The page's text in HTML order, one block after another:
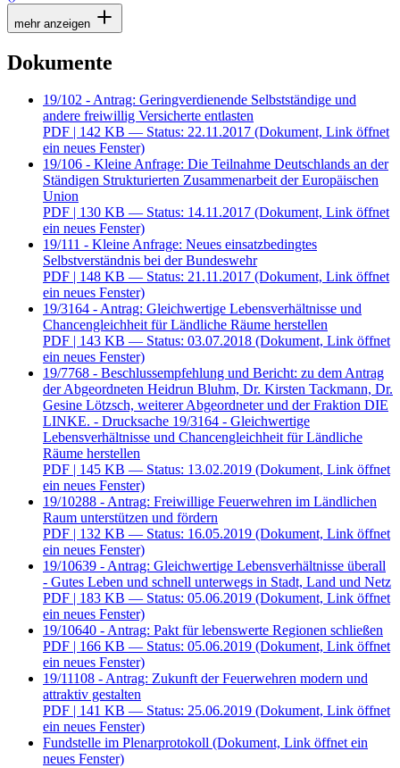
mehr anzeigen
Dokumente
19/102 - Antrag: Geringverdienende Selbstständige und
andere freiwillig Versicherte entlasten
PDF | 142 KB — Status: 22.11.2017 (Dokument, Link öffnet
ein neues Fenster)
19/106 - Kleine Anfrage: Die Teilnahme Deutschlands an der
Ständigen Strukturierten Zusammenarbeit der Europäischen
Union
PDF | 130 KB — Status: 14.11.2017 (Dokument, Link öffnet
ein neues Fenster)
19/111 - Kleine Anfrage: Neues einsatzbedingtes
Selbstverständnis bei der Bundeswehr
PDF | 148 KB — Status: 21.11.2017 (Dokument, Link öffnet
ein neues Fenster)
19/3164 - Antrag: Gleichwertige Lebensverhältnisse und
Chancengleichheit für Ländliche Räume herstellen
PDF | 143 KB — Status: 03.07.2018 (Dokument, Link öffnet
ein neues Fenster)
19/7768 - Beschlussempfehlung und Bericht: zu dem Antrag
der Abgeordneten Heidrun Bluhm, Dr. Kirsten Tackmann, Dr.
Gesine Lötzsch, weiterer Abgeordneter und der Fraktion DIE
LINKE. - Drucksache 19/3164 - Gleichwertige
Lebensverhältnisse und Chancengleichheit für Ländliche
Räume herstellen
PDF | 145 KB — Status: 13.02.2019 (Dokument, Link öffnet
ein neues Fenster)
19/10288 - Antrag: Freiwillige Feuerwehren im Ländlichen
Raum unterstützen und fördern
PDF | 132 KB — Status: 16.05.2019 (Dokument, Link öffnet
ein neues Fenster)
19/10639 - Antrag: Gleichwertige Lebensverhältnisse überall
- Gutes Leben und schnell unterwegs in Stadt, Land und Netz
PDF | 183 KB — Status: 05.06.2019 (Dokument, Link öffnet
ein neues Fenster)
19/10640 - Antrag: Pakt für lebenswerte Regionen schließen
PDF | 166 KB — Status: 05.06.2019 (Dokument, Link öffnet
ein neues Fenster)
19/11108 - Antrag: Zukunft der Feuerwehren modern und
attraktiv gestalten
PDF | 141 KB — Status: 25.06.2019 (Dokument, Link öffnet
ein neues Fenster)
Fundstelle im Plenarprotokoll (Dokument, Link öffnet ein
neues Fenster)